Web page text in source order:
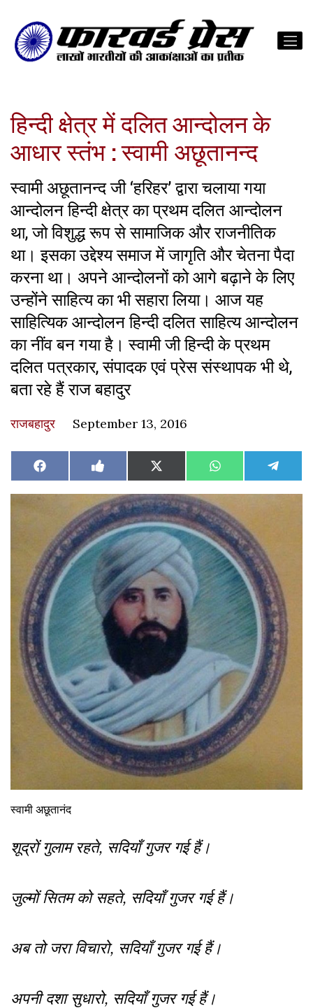
हिन्दी क्षेत्र में दलित आन्दोलन के
आधार स्तंभ : स्वामी अछूतानन्द
स्वामी अछूतानन्द जी ‘हरिहर’ द्वारा चलाया गया
आन्दोलन हिन्दी क्षेत्र का प्रथम दलित आन्दोलन
था, जो विशुद्ध रूप से सामाजिक और राजनीतिक
था। इसका उद्देश्य समाज में जागृति और चेतना पैदा
करना था। अपने आन्दोलनों को आगे बढ़ाने के लिए
उन्होंने साहित्य का भी सहारा लिया। आज यह
साहित्यिक आन्दोलन हिन्दी दलित साहित्य आन्दोलन
का नींव बन गया है। स्वामी जी हिन्दी के प्रथम
दलित पत्रकार, संपादक एवं प्रेस संस्थापक भी थे,
बता रहे हैं राज बहादुर
राजबहादुर September 13, 2016
Share
on
Facebook Share
on
Like
on
Facebook
Share
on
X
(Twitter)
Share
on
WhatsAppShare
on
स्‍वामी अछूतानंद
शूद्रों गुलाम रहते, सदियाँ गुजर गई हैं।
जुल्मों सितम को सहते, सदियाँ गुजर गई हैं।
अब तो जरा विचारो, सदियाँ गुजर गई हैं।
अपनी दशा सुधारो, सदियाँ गुजर गई हैं।